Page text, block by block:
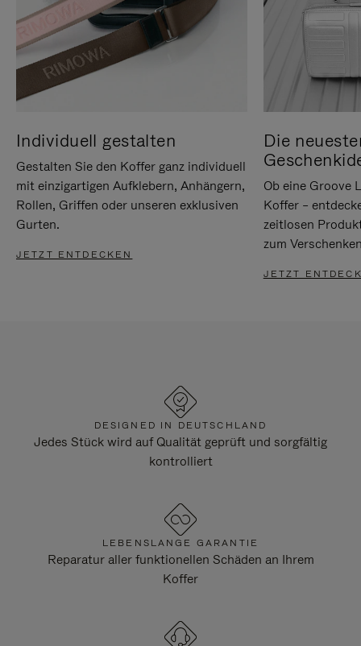
Individuell gestalten
Gestalten Sie den Koffer ganz individuell
mit einzigartigen Aufklebern, Anhängern,
Rollen, Griffen oder unseren exklusiven
Gurten.
JETZT ENTDECKEN
Die
Ob eine Groove
Koffer –
zeitlosen
zum
JETZT
DESIGNED IN DEUTSCHLAND
Jedes Stück wird auf Qualität geprüft und sorgfältig
kontrolliert
LEBENSLANGE GARANTIE
Reparatur aller funktionellen Schäden an Ihrem
Koffer